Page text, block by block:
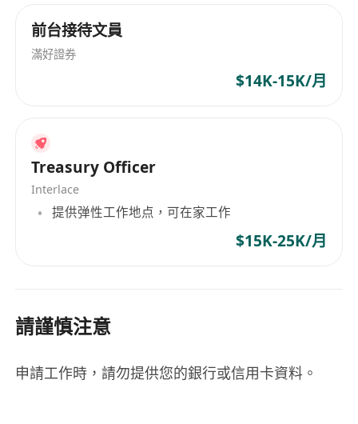
聽聽團隊的真心話
「大學畢業後好迷惘，加入AIA後發現原來工作可以
—— 現職團隊主管 Michelle (入行10年)
「我本身怕羞，但公司培訓同團隊Support好好，令
我自信大增，而家已經可以獨當一面！」
不要再讓夢想只停留在「想一想」！
前台接待文員
滿好證券
$14K-15K/月
Treasury Officer
Interlace
提供弹性工作地点，可在家工作
$15K-25K/月
請謹慎注意
申請工作時，請勿提供您的銀行或信用卡資料。